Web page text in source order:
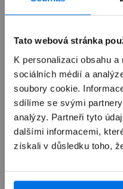
Tato webová stránka
K personalizaci obsahu
sociálních médií a
soubory cookie.
sdílíme se svými
analýzy. Partneři tyto
dalšími informacemi,
získali v důsledku toho,
Výkup zařízení
Možnosti doručení